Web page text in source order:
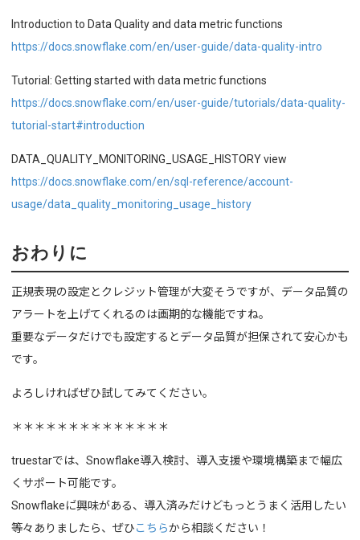
Introduction to Data Quality and data metric functions
https://docs.snowflake.com/en/user-guide/data-quality-intro
Tutorial: Getting started with data metric functions
https://docs.snowflake.com/en/user-guide/tutorials/data-quality-
tutorial-start#introduction
DATA_QUALITY_MONITORING_USAGE_HISTORY view
https://docs.snowflake.com/en/sql-reference/account-
usage/data_quality_monitoring_usage_history
おわりに
正規表現の設定とクレジット管理が大変そうですが、データ品質の
アラートを上げてくれるのは画期的な機能ですね。
重要なデータだけでも設定するとデータ品質が担保されて安心かも
です。
よろしければぜひ試してみてください。
＊＊＊＊＊＊＊＊＊＊＊＊＊＊
truestarでは、Snowflake導入検討、導入支援や環境構築まで幅広
くサポート可能です。
Snowflakeに゙興味がある、導入済みだけどもっとうまく活用したい
等々ありましたら、ぜひこちらから相談ください！